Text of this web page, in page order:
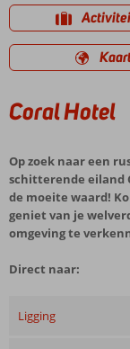
Coral Hotel
Op zoek naar een
schitterende eiland
de moeite waard!
geniet van je
omgeving te
Direct naar:
Ligging